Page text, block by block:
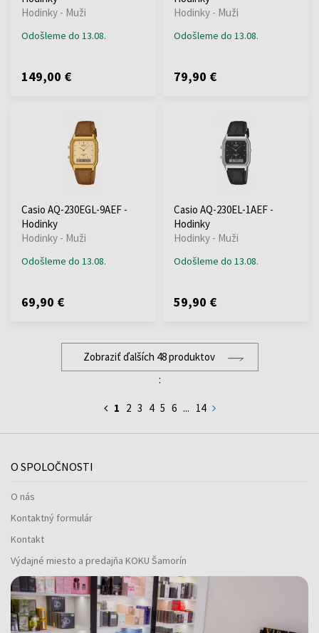
Hodinky - Muži
Odošleme do 13.08.
149,00 €
Hodinky - Muži
Odošleme do 13.08.
79,90 €
Casio AQ-230EGL-9AEF -
Hodinky
Hodinky - Muži
Odošleme do 13.08.
69,90 €
Casio AQ-230EL-1AEF -
Hodinky
Hodinky - Muži
Odošleme do 13.08.
59,90 €
Zobraziť ďalších 48 produktov
:
1 2 3 4 5 6 ... 14
O SPOLOČNOSTI
O nás
Kontaktný formulár
Kontakt
Výdajné miesto a predajňa KOKU Šamorín